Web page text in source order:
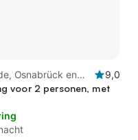
Osnabrück en
9,0
voor 2 personen, met